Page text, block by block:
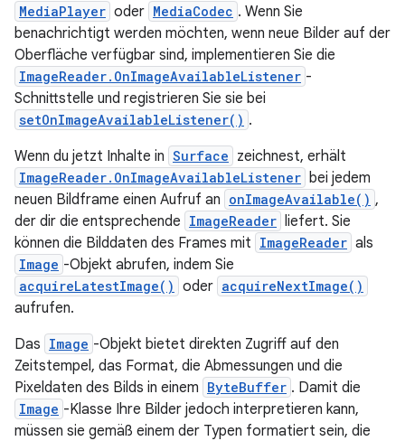
MediaPlayer oder MediaCodec . Wenn Sie
benachrichtigt werden möchten, wenn neue Bilder auf der
Oberfläche verfügbar sind, implementieren Sie die
ImageReader.OnImageAvailableListener -
Schnittstelle und registrieren Sie sie bei
setOnImageAvailableListener() .
Wenn du jetzt Inhalte in Surface zeichnest, erhält
ImageReader.OnImageAvailableListener bei jedem
neuen Bildframe einen Aufruf an onImageAvailable() ,
der dir die entsprechende ImageReader liefert. Sie
können die Bilddaten des Frames mit ImageReader als
Image -Objekt abrufen, indem Sie
acquireLatestImage() oder acquireNextImage()
aufrufen.
Das Image -Objekt bietet direkten Zugriff auf den
Zeitstempel, das Format, die Abmessungen und die
Pixeldaten des Bilds in einem ByteBuffer . Damit die
Image -Klasse Ihre Bilder jedoch interpretieren kann,
müssen sie gemäß einem der Typen formatiert sein, die